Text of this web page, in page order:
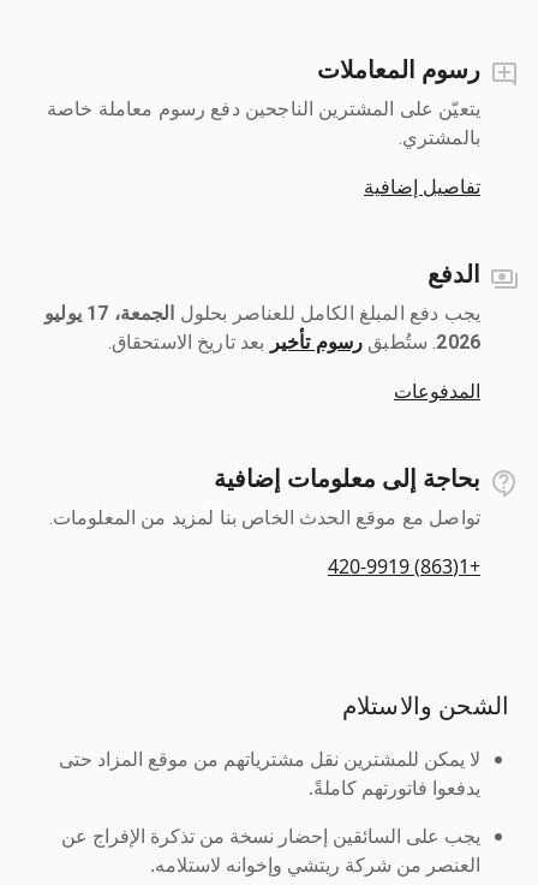
رسوم المعاملات
يتعيّن على المشترين الناجحين دفع رسوم معاملة خاصة
بالمشتري.
تفاصيل إضافية
الدفع
يجب دفع المبلغ الكامل للعناصر بحلول ‎
الجمعة، 17 يوليو
2026
رسوم تأخير بعد تاريخ الاستحقاق.
المدفوعات
بحاجة إلى معلومات إضافية
تواصل مع موقع الحدث الخاص بنا لمزيد من المعلومات.
+1(863) 420-9919
الشحن والاستلام
لا يمكن للمشترين نقل مشترياتهم من موقع المزاد حتى
يدفعوا فاتورتهم كاملةً.
يجب على السائقين إحضار نسخة من تذكرة الإفراج عن
العنصر من شركة ريتشي وإخوانه لاستلامه.